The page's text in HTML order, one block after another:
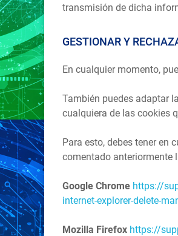
transmisión de dicha
GESTIONAR Y
En cualquier momento,
También puedes adaptar
cualquiera de las cookies
Para esto, debes tener en
comentado anteriormente
Google Chrome https://
internet-explorer-delete-
Mozilla Firefox https://